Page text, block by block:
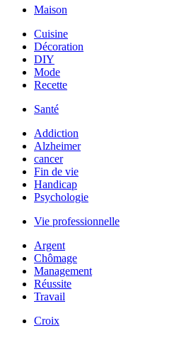
Maison
Cuisine
Décoration
DIY
Mode
Recette
Santé
Addiction
Alzheimer
cancer
Fin de vie
Handicap
Psychologie
Vie professionnelle
Argent
Chômage
Management
Réussite
Travail
Croix